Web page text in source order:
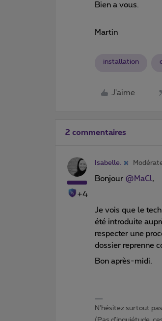
Bien a vous.
Martin
installation
J'aime
2 commentaires
+4
Isabelle.
Bonjour @MaCl,
Je vois que le
été introduite
respecter une
dossier reprenne
Bon après-midi.
N'hésitez surtout